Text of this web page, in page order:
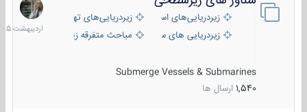
زیردریایی‌های استراتژیکزیردریایی‌های تهاجمی
زیردریایی های سبک
مباحث متفرقه زیرسطحی
Submerge Vessels & Submarines
1,540 ارسال ها
1405